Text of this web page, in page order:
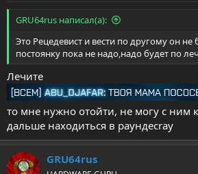
GRU64rus написал(а):
Это Рецедевист и вести по другому он не
постоянку пока не надо,надо будет по
Лечите
то мне нужно отойти, не могу с ним
дальше находиться в раундеcray
GRU64rus